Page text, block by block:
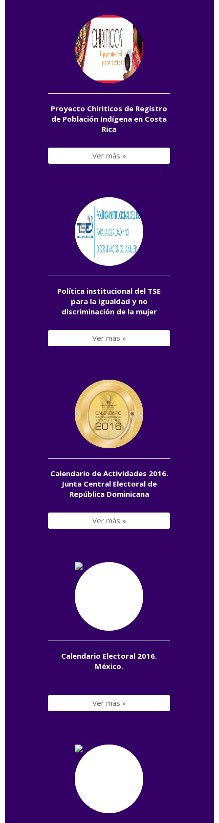
Proyecto Chiriticos de Registro
de Población Indígena en Costa
Rica
Ver más »
Política institucional del TSE
para la igualdad y no
discriminación de la mujer
Ver más »
Calendario de Actividades 2016.
Junta Central Electoral de
República Dominicana
Ver más »
Calendario Electoral 2016.
México.
Ver más »